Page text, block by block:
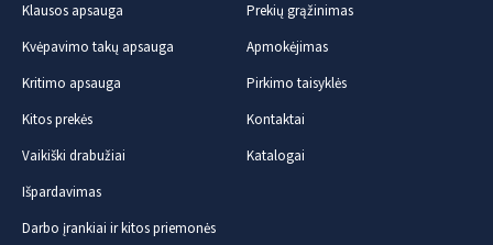
Klausos apsauga
Kvėpavimo takų apsauga
Kritimo apsauga
Kitos prekės
Vaikiški drabužiai
Išpardavimas
Darbo įrankiai ir kitos priemonės
Prekių grąžinimas
Apmokėjimas
Pirkimo taisyklės
Kontaktai
Katalogai